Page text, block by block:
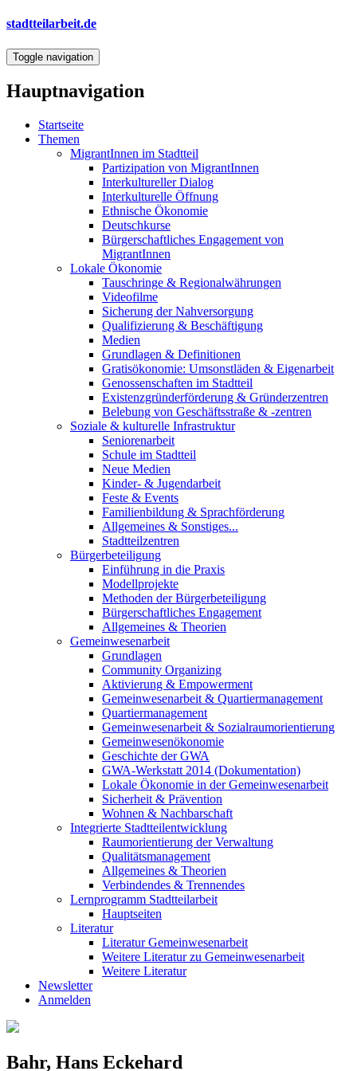
Direkt
Inhalt
stadtteilarbeit.de
Toggle navigation
Hauptnavigation
Startseite
Themen
MigrantInnen im Stadtteil
Partizipation von MigrantInnen
Interkultureller Dialog
Interkulturelle Öffnung
Ethnische Ökonomie
Deutschkurse
Bürgerschaftliches Engagement von
MigrantInnen
Lokale Ökonomie
Tauschringe & Regionalwährungen
Videofilme
Sicherung der Nahversorgung
Qualifizierung & Beschäftigung
Medien
Grundlagen & Definitionen
Gratisökonomie: Umsonstläden & Eigenarbeit
Genossenschaften im Stadtteil
Existenzgründerförderung & Gründerzentren
Belebung von Geschäftsstraße & -zentren
Soziale & kulturelle Infrastruktur
Seniorenarbeit
Schule im Stadtteil
Neue Medien
Kinder- & Jugendarbeit
Feste & Events
Familienbildung & Sprachförderung
Allgemeines & Sonstiges...
Stadtteilzentren
Bürgerbeteiligung
Einführung in die Praxis
Modellprojekte
Methoden der Bürgerbeteiligung
Bürgerschaftliches Engagement
Allgemeines & Theorien
Gemeinwesenarbeit
Grundlagen
Community Organizing
Aktivierung & Empowerment
Gemeinwesenarbeit & Quartiermanagement
Quartiermanagement
Gemeinwesenarbeit & Sozialraumorientierung
Gemeinwesenökonomie
Geschichte der GWA
GWA-Werkstatt 2014 (Dokumentation)
Lokale Ökonomie in der Gemeinwesenarbeit
Sicherheit & Prävention
Wohnen & Nachbarschaft
Integrierte Stadtteilentwicklung
Raumorientierung der Verwaltung
Qualitätsmanagement
Allgemeines & Theorien
Verbindendes & Trennendes
Lernprogramm Stadtteilarbeit
Hauptseiten
Literatur
Literatur Gemeinwesenarbeit
Weitere Literatur zu Gemeinwesenarbeit
Weitere Literatur
Newsletter
Anmelden
Bahr, Hans Eckehard